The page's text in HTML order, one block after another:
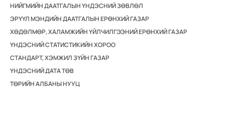
НИЙГМИЙН ДААТГАЛЫН ҮНДЭСНИЙ ЗӨВЛӨЛ
ЭРҮҮЛ МЭНДИЙН ДААТГАЛЫН ЕРӨНХИЙ ГАЗАР
ХӨДӨЛМӨР, ХАЛАМЖИЙН ҮЙЛЧИЛГЭЭНИЙ ЕРӨНХИЙ ГАЗАР
ҮНДЭСНИЙ СТАТИСТИКИЙН ХОРОО
СТАНДАРТ, ХЭМЖИЛ ЗҮЙН ГАЗАР
ҮНДЭСНИЙ ДАТА ТӨВ
ТӨРИЙН АЛБАНЫ НУУЦ